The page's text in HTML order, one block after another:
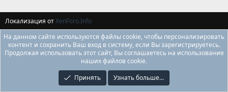
Локализация отXenForo.Info
На данном сайте используются файлы cookie, чтобы персонализировать
контент и сохранить Ваш вход в систему, если Вы зарегистрируетесь.
Продолжая использовать этот сайт, Вы соглашаетесь на использование
наших файлов cookie.
Принять
Узнать больше...